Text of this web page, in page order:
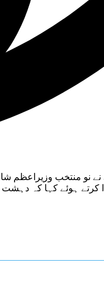
نو منتخب وزیراعظم
کرتے ہوئے کہا کہ